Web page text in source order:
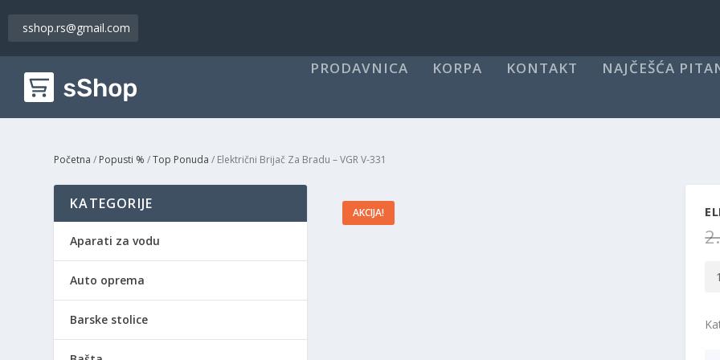
sshop.rs@gmail.com
PRODAVNICA KORPA KONTAKT NAJČEŠĆA
Početna / Popusti % /Top Ponuda / Električni Brijač Za Bradu – VGR V-331
AKCIJA!
KATEGORIJE
Aparati za vodu
Auto oprema
Barske stolice